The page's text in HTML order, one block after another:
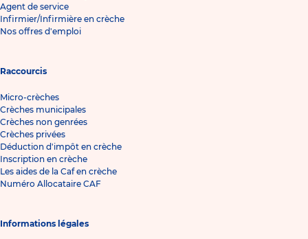
Agent de service
Infirmier/Infirmière en crèche
Nos offres d'emploi
Raccourcis
Micro-crèches
Crèches municipales
Crèches non genrées
Crèches privées
Déduction d'impôt en crèche
Inscription en crèche
Les aides de la Caf en crèche
Numéro Allocataire CAF
Informations légales